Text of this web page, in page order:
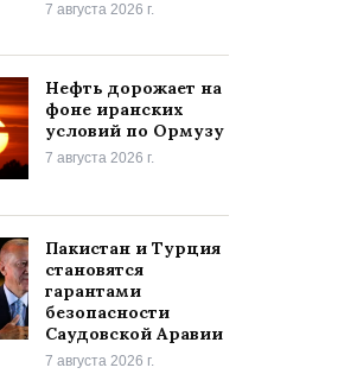
7 августа 2026 г.
Нефть дорожает на
фоне иранских
условий по Ормузу
7 августа 2026 г.
Пакистан и Турция
становятся
гарантами
безопасности
Саудовской Аравии
7 августа 2026 г.